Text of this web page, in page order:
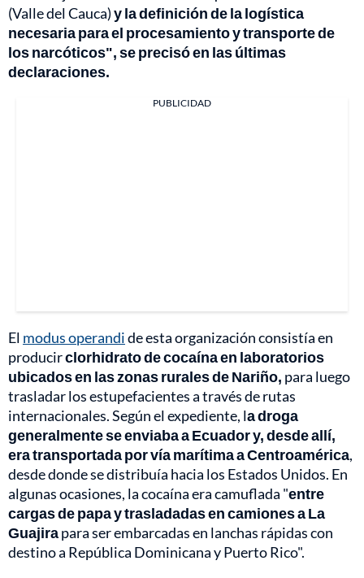
(Valle del Cauca)y la definición de la logística
necesaria para el procesamiento y transporte de
los narcóticos", se precisó en las últimas
declaraciones.
PUBLICIDAD
El modus operandide esta organización consistía en
producirclorhidrato de cocaína en laboratorios
ubicados en las zonas rurales de Nariño, para luego
trasladar los estupefacientes a través de rutas
internacionales. Según el expediente, la droga
generalmente se enviaba a Ecuador y, desde allí,
era transportada por vía marítima a Centroamérica,
desde donde se distribuía hacia los Estados Unidos. En
algunas ocasiones, la cocaína era camuflada "entre
cargas de papa y trasladadas en camiones a La
Guajirapara ser embarcadas en lanchas rápidas con
destino a República Dominicana y Puerto Rico".